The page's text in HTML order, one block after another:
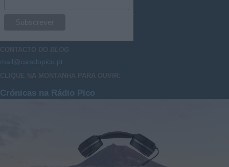
CONTACTO DO BLOG
mail@caisdopico.pt
CLIQUE NA MONTANHA PARA OUVIR:
Crónicas na Rádio Pico